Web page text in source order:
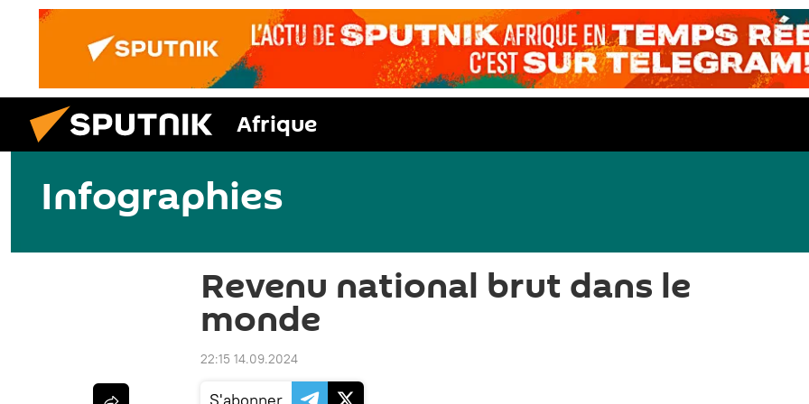
Afrique
Infographies
Revenu national brut dans le
monde
22:15 14.09.2024